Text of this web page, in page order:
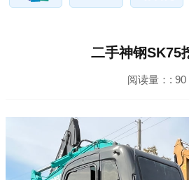
二手神钢SK75
阅读量：: 90